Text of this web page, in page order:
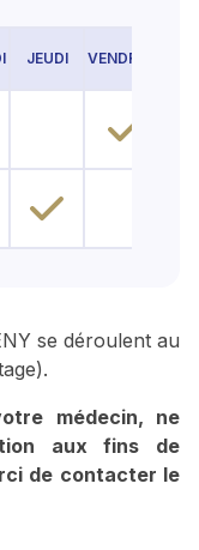
JEUDI VENDREDI
se déroulent au
médecin, ne
aux fins de
de contacter le